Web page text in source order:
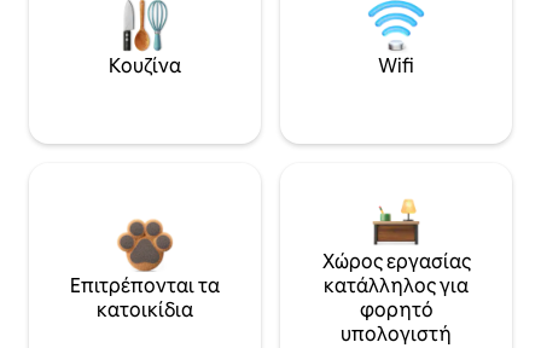
Κουζίνα Wifi
Επιτρέπονται τα
κατοικίδια
Χώρος εργασίας
κατάλληλος για
φορητό
υπολογιστή